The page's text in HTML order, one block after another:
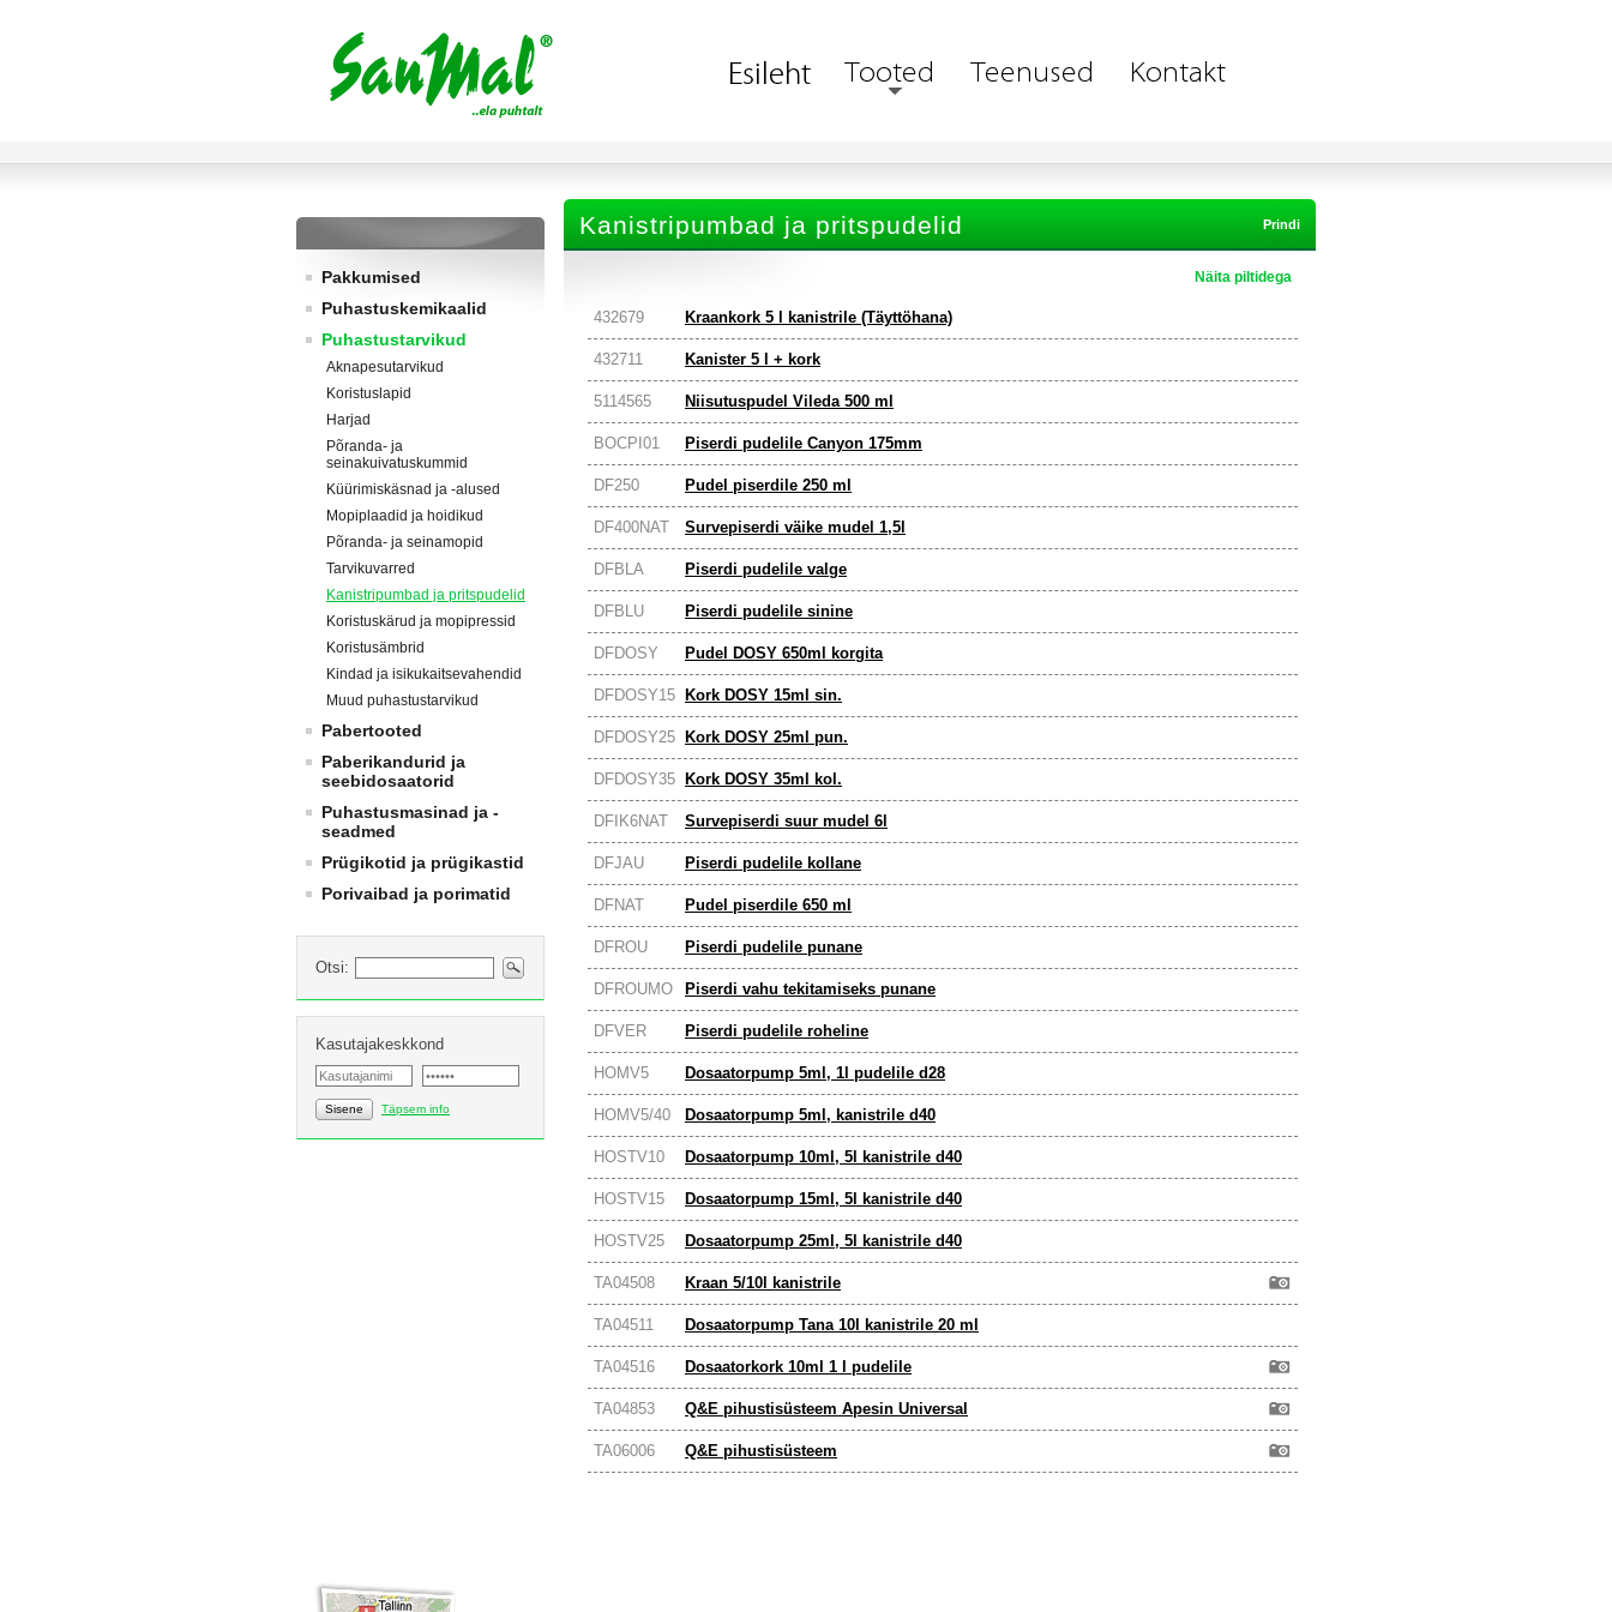
Pakkumised
Puhastuskemikaalid
Puhastustarvikud
Aknapesutarvikud
Koristuslapid
Harjad
Põranda- ja
seinakuivatuskummid
Küürimiskäsnad ja -alused
Mopiplaadid ja hoidikud
Põranda- ja seinamopid
Tarvikuvarred
Kanistripumbad ja pritspudelid
Koristuskärud ja mopipressid
Koristusämbrid
Kindad ja isikukaitsevahendid
Muud puhastustarvikud
Pabertooted
Paberikandurid ja
seebidosaatorid
Puhastusmasinad ja -
seadmed
Prügikotid ja prügikastid
Porivaibad ja porimatid
Otsi:
Kasutajakeskkond
Sisene Täpsem info
Prindi
Kanistripumbad ja pritspudelid
Näita piltidega
432679 Kraankork 5 l kanistrile (Täyttöhana)
432711 Kanister 5 l + kork
5114565 Niisutuspudel Vileda 500 ml
BOCPI01 Piserdi pudelile Canyon 175mm
DF250 Pudel piserdile 250 ml
DF400NAT Survepiserdi väike mudel 1,5l
DFBLA Piserdi pudelile valge
DFBLU Piserdi pudelile sinine
DFDOSY Pudel DOSY 650ml korgita
DFDOSY15 Kork DOSY 15ml sin.
DFDOSY25 Kork DOSY 25ml pun.
DFDOSY35 Kork DOSY 35ml kol.
DFIK6NAT Survepiserdi suur mudel 6l
DFJAU Piserdi pudelile kollane
DFNAT Pudel piserdile 650 ml
DFROU Piserdi pudelile punane
DFROUMO Piserdi vahu tekitamiseks punane
DFVER Piserdi pudelile roheline
HOMV5 Dosaatorpump 5ml, 1l pudelile d28
HOMV5/40 Dosaatorpump 5ml, kanistrile d40
HOSTV10 Dosaatorpump 10ml, 5l kanistrile d40
HOSTV15 Dosaatorpump 15ml, 5l kanistrile d40
HOSTV25 Dosaatorpump 25ml, 5l kanistrile d40
TA04508 Kraan 5/10l kanistrile
TA04511 Dosaatorpump Tana 10l kanistrile 20 ml
TA04516 Dosaatorkork 10ml 1 l pudelile
TA04853 Q&E pihustisüsteem Apesin Universal
TA06006 Q&E pihustisüsteem